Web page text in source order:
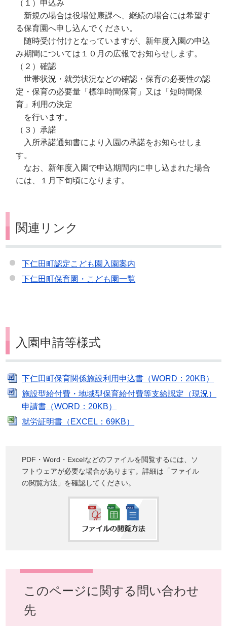
（１）申込み
新規の場合は役場健康課へ、継続の場合には希望す
る保育園へ申し込んでください。
随時受け付けとなっていますが、新年度入園の申込
み期間については１０月の広報でお知らせします。
（２）確認
世帯状況・就労状況などの確認・保育の必要性の認
定・保育の必要量「標準時間保育」又は「短時間保
育」利用の決定
を行います。
（３）承諾
入所承諾通知書により入園の承諾をお知らせしま
す。
なお、新年度入園で申込期間内に申し込まれた場合
には、１月下旬頃になります。
関連リンク
下仁田町認定こども園入園案内
下仁田町保育園・こども園一覧
入園申請等様式
下仁田町保育関係施設利用申込書（WORD：20KB）
施設型給付費・地域型保育給付費等支給認定（現況）
申請書（WORD：20KB）
就労証明書（EXCEL：69KB）
PDF・Word・Excelなどのファイルを閲覧するには、ソ
フトウェアが必要な場合があります。詳細は「ファイル
の閲覧方法」を確認してください。
このページに関する問い合わせ
先